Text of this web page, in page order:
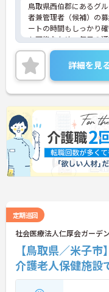
鳥取県西伯郡にあるグ
者兼管理者（候補）の
ートの時間もしっかり
も可能なため、毎日の
る方には、面接対策ポ
案内しますのでお気軽
詳細を見
定期巡回
社会医療法人仁厚会ガーデ
【鳥取県／米子
介護老人保健施設